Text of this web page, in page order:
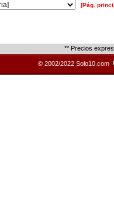
[Pág.
** Precios
© 2002/2022 Solo10.com